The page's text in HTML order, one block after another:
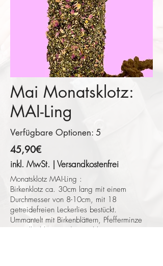
Mai Monatsklotz:
MAI-Ling
Verfügbare Optionen: 5
45,90€
inkl. MwSt. | Versandkostenfrei
Monatsklotz MAI-Ling :
Birkenklotz ca. 30cm lang mit einem
Durchmesser von 8-10cm, mit 18
getreidefreien Leckerlies bestückt.
Ummantelt mit Birkenblättern, Pfefferminze
,Kamillenblüten und Rosenblättern.